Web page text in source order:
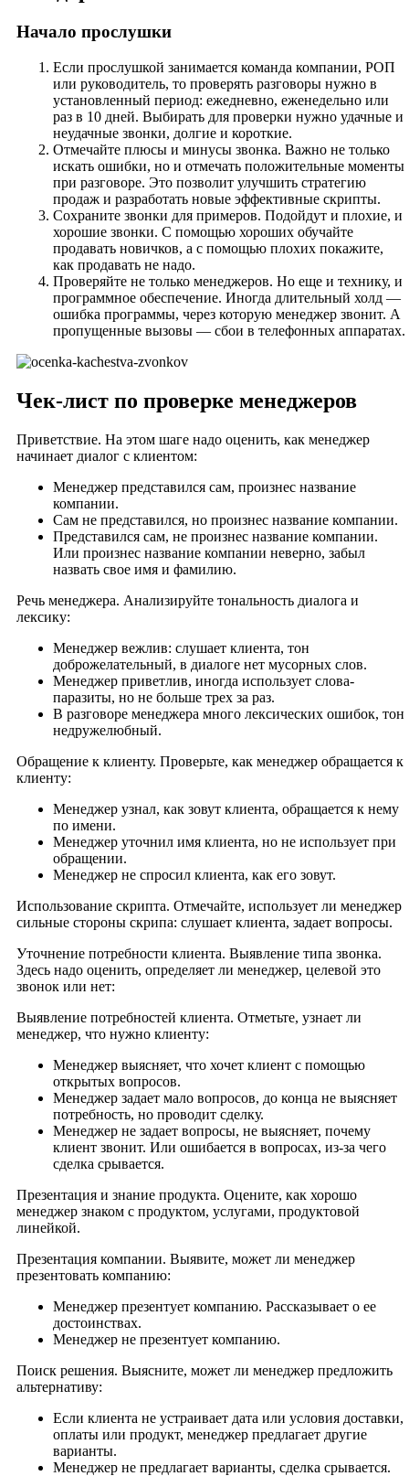
Начало прослушки
Если прослушкой занимается команда компании, РОП
или руководитель, то проверять разговоры нужно в
установленный период: ежедневно, еженедельно или
раз в 10 дней. Выбирать для проверки нужно удачные и
неудачные звонки, долгие и короткие.
Отмечайте плюсы и минусы звонка. Важно не только
искать ошибки, но и отмечать положительные моменты
при разговоре. Это позволит улучшить стратегию
продаж и разработать новые эффективные скрипты.
Сохраните звонки для примеров. Подойдут и плохие, и
хорошие звонки. С помощью хороших обучайте
продавать новичков, а с помощью плохих покажите,
как продавать не надо.
Проверяйте не только менеджеров. Но еще и технику, и
программное обеспечение. Иногда длительный холд —
ошибка программы, через которую менеджер звонит. А
пропущенные вызовы — сбои в телефонных аппаратах.
Чек-лист по проверке менеджеров
Приветствие. На этом шаге надо оценить, как менеджер
начинает диалог с клиентом:
Менеджер представился сам, произнес название
компании.
Сам не представился, но произнес название компании.
Представился сам, не произнес название компании.
Или произнес название компании неверно, забыл
назвать свое имя и фамилию.
Речь менеджера. Анализируйте тональность диалога и
лексику:
Менеджер вежлив: слушает клиента, тон
доброжелательный, в диалоге нет мусорных слов.
Менеджер приветлив, иногда использует слова-
паразиты, но не больше трех за раз.
В разговоре менеджера много лексических ошибок, тон
недружелюбный.
Обращение к клиенту. Проверьте, как менеджер обращается к
клиенту:
Менеджер узнал, как зовут клиента, обращается к нему
по имени.
Менеджер уточнил имя клиента, но не использует при
обращении.
Менеджер не спросил клиента, как его зовут.
Использование скрипта. Отмечайте, использует ли менеджер
сильные стороны скрипа: слушает клиента, задает вопросы.
Уточнение потребности клиента. Выявление типа звонка.
Здесь надо оценить, определяет ли менеджер, целевой это
звонок или нет:
Выявление потребностей клиента. Отметьте, узнает ли
менеджер, что нужно клиенту:
Менеджер выясняет, что хочет клиент с помощью
открытых вопросов.
Менеджер задает мало вопросов, до конца не выясняет
потребность, но проводит сделку.
Менеджер не задает вопросы, не выясняет, почему
клиент звонит. Или ошибается в вопросах, из-за чего
сделка срывается.
Презентация и знание продукта. Оцените, как хорошо
менеджер знаком с продуктом, услугами, продуктовой
линейкой.
Презентация компании. Выявите, может ли менеджер
презентовать компанию:
Менеджер презентует компанию. Рассказывает о ее
достоинствах.
Менеджер не презентует компанию.
Поиск решения. Выясните, может ли менеджер предложить
альтернативу:
Если клиента не устраивает дата или условия доставки,
оплаты или продукт, менеджер предлагает другие
варианты.
Менеджер не предлагает варианты, сделка срывается.